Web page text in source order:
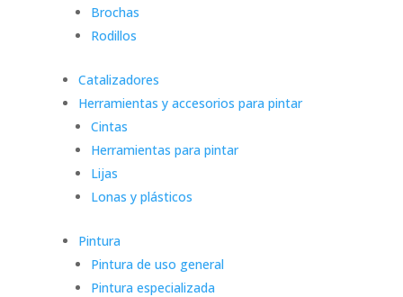
Brochas
Rodillos
Catalizadores
Herramientas y accesorios para pintar
Cintas
Herramientas para pintar
Lijas
Lonas y plásticos
Pintura
Pintura de uso general
Pintura especializada